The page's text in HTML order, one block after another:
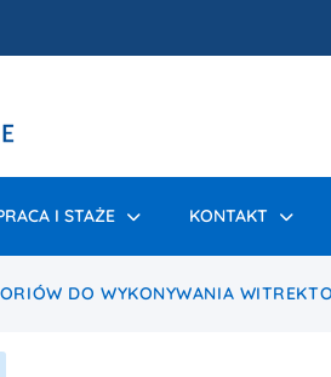
I STAŻE KONTAKT
DO WYKONYWANIA